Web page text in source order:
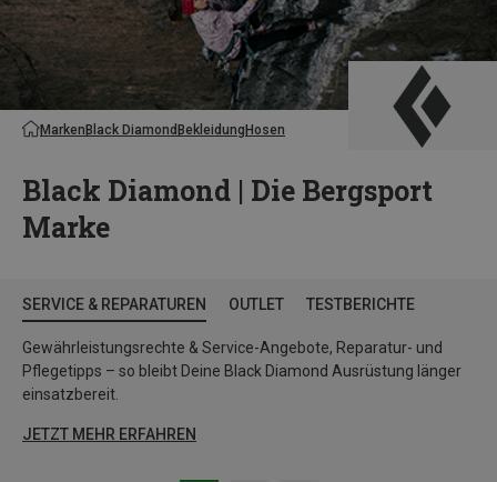
MarkenBlack DiamondBekleidungHosen
Black Diamond | Die Bergsport
Marke
SERVICE & REPARATUREN OUTLET TESTBERICHTE
Gewährleistungsrechte & Service-Angebote, Reparatur- und
Pflegetipps – so bleibt Deine Black Diamond Ausrüstung länger
einsatzbereit.
JETZT MEHR ERFAHREN